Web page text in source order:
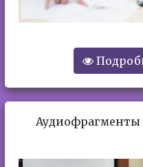
Аудиофрагменты